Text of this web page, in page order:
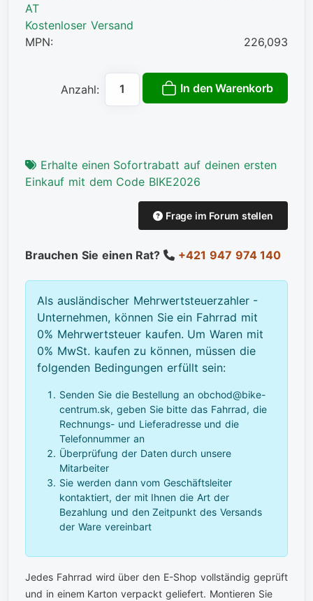
AT
Kostenloser Versand
MPN:
226,093
Anzahl: In den Warenkorb
Erhalte einen Sofortrabatt auf deinen ersten
Einkauf mit dem Code BIKE2026
Frage im Forum stellen
Brauchen Sie einen Rat? +421 947 974 140
Als ausländischer Mehrwertsteuerzahler -
Unternehmen, können Sie ein Fahrrad mit
0% Mehrwertsteuer kaufen. Um Waren mit
0% MwSt. kaufen zu können, müssen die
folgenden Bedingungen erfüllt sein:
Senden Sie die Bestellung an obchod@bike-
centrum.sk, geben Sie bitte das Fahrrad, die
Rechnungs- und Lieferadresse und die
Telefonnummer an
Überprüfung der Daten durch unsere
Mitarbeiter
Sie werden dann vom Geschäftsleiter
kontaktiert, der mit Ihnen die Art der
Bezahlung und den Zeitpunkt des Versands
der Ware vereinbart
Jedes Fahrrad wird über den E-Shop vollständig geprüft
und in einem Karton verpackt geliefert. Montieren Sie